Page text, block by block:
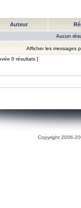
Auteur
Aucun
Afficher les messages
0 résultats ]
Copyright 2006-